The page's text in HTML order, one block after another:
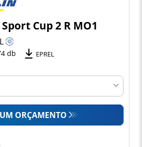
Cup 2 R MO1
db EPREL
ORÇAMENTO